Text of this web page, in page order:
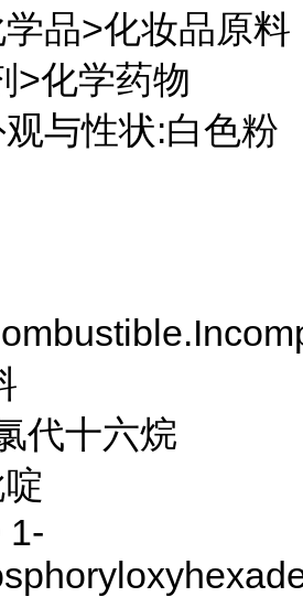
品>化妆品原料
>化学药物
与性状:白色粉
代十六烷
1-